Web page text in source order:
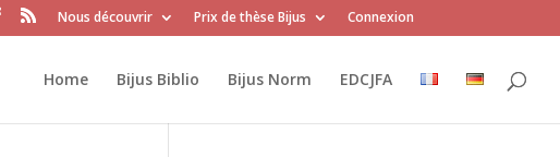
Nous découvrir Prix de thèse Bijus Connexion
Home Bijus Biblio Bijus Norm EDCJFA